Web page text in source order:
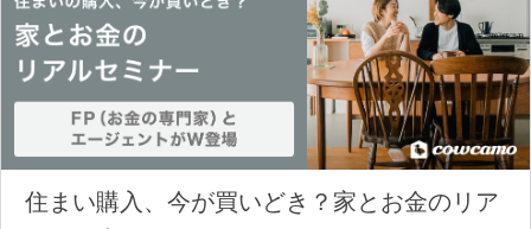
住まい購入、今が買いどき？家とお金のリア